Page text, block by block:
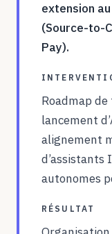
extension
(Source-to-
Pay).
Roadmap
lancement
alignement
d’assistants
autonomes
RÉSULTAT